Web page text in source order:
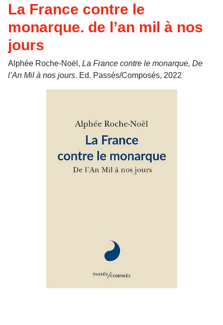
La France contre le
monarque. de l’an mil à nos
jours
Alphée Roche-Noël, La France contre le monarque, De
l’An Mil à nos jours. Ed. Passés/Composés, 2022